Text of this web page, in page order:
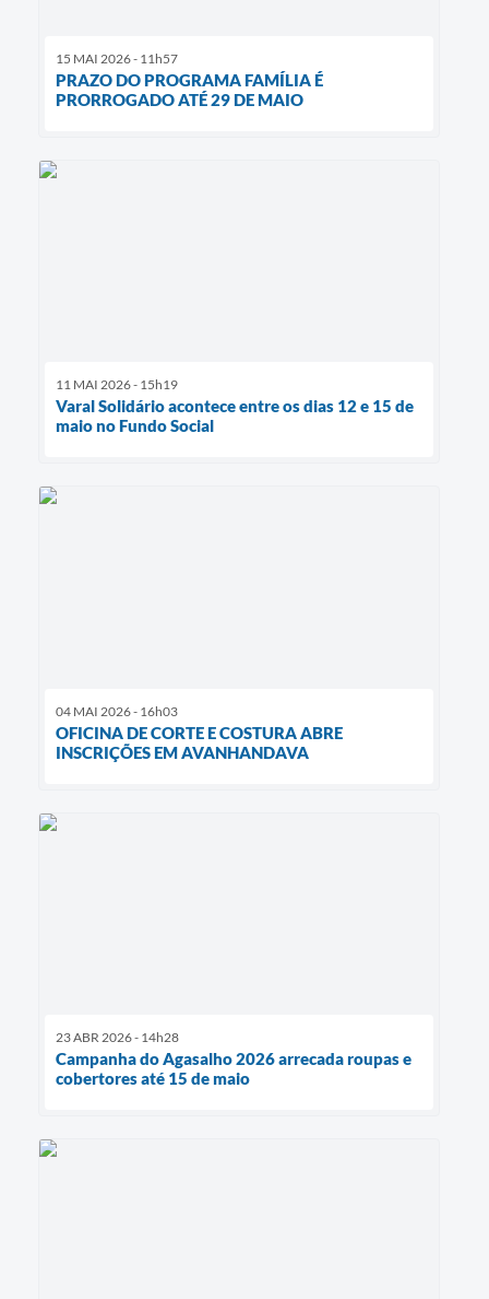
15 MAI 2026 - 11h57
PRAZO DO PROGRAMA FAMÍLIA É
PRORROGADO ATÉ 29 DE MAIO
11 MAI 2026 - 15h19
Varal Solidário acontece entre os dias 12 e 15 de
maio no Fundo Social
04 MAI 2026 - 16h03
OFICINA DE CORTE E COSTURA ABRE
INSCRIÇÕES EM AVANHANDAVA
23 ABR 2026 - 14h28
Campanha do Agasalho 2026 arrecada roupas e
cobertores até 15 de maio